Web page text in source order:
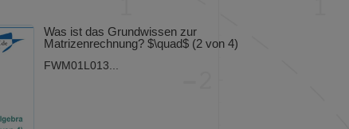
Was ist das Grundwissen zur
Matrizenrechnung? $\quad$ (2 von 4)
FWM01L013...